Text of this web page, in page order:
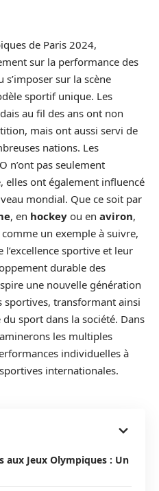
de Paris 2024,
sur la performance des
s’imposer sur la scène
sportif unique. Les
au fil des ans ont non
mais ont aussi servi de
nations. Les
n’ont pas seulement
elles ont également influencé
mondial. Que ce soit par
, en hockey ou en aviron,
un exemple à suivre,
sportive et leur
durable des
une nouvelle génération
sportives, transformant ainsi
sport dans la société. Dans
les multiples
individuelles à
internationales.
aux Jeux Olympiques : Un